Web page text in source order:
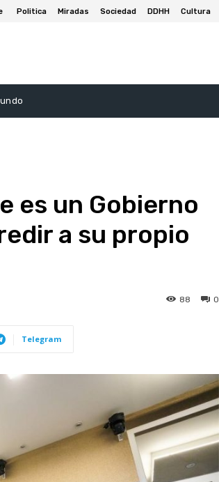
Politica Miradas Sociedad DDHH Cultura
es un Gobierno
a su propio
0
88
Telegram